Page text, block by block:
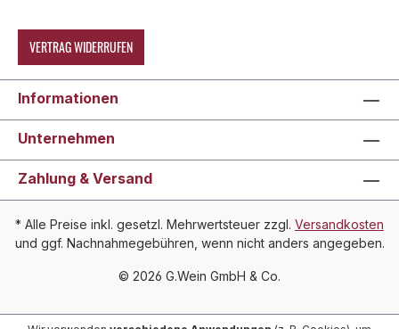
VERTRAG WIDERRUFEN
Informationen
Unternehmen
Zahlung & Versand
* Alle Preise inkl. gesetzl. Mehrwertsteuer zzgl. Versandkosten
und ggf. Nachnahmegebühren, wenn nicht anders angegeben.
© 2026 G.Wein GmbH & Co.